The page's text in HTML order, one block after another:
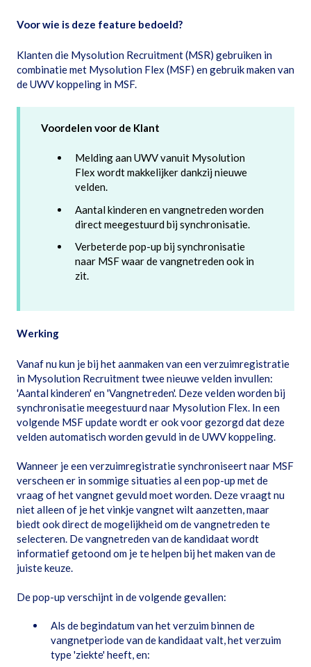
Voor wie is deze feature bedoeld?
Klanten die Mysolution Recruitment (MSR) gebruiken in
combinatie met Mysolution Flex (MSF) en gebruik maken van
de UWV koppeling in MSF.
Voordelen voor de Klant
Melding aan UWV vanuit Mysolution
Flex wordt makkelijker dankzij nieuwe
velden.
Aantal kinderen en vangnetreden worden
direct meegestuurd bij synchronisatie.
Verbeterde pop-up bij synchronisatie
naar MSF waar de vangnetreden ook in
zit.
Werking
Vanaf nu kun je bij het aanmaken van een verzuimregistratie
in Mysolution Recruitment twee nieuwe velden invullen:
'Aantal kinderen' en 'Vangnetreden'. Deze velden worden bij
synchronisatie meegestuurd naar Mysolution Flex. In een
volgende MSF update wordt er ook voor gezorgd dat deze
velden automatisch worden gevuld in de UWV koppeling.
Wanneer je een verzuimregistratie synchroniseert naar MSF
verscheen er in sommige situaties al een pop-up met de
vraag of het vangnet gevuld moet worden. Deze vraagt nu
niet alleen of je het vinkje vangnet wilt aanzetten, maar
biedt ook direct de mogelijkheid om de vangnetreden te
selecteren. De vangnetreden van de kandidaat wordt
informatief getoond om je te helpen bij het maken van de
juiste keuze.
De pop-up verschijnt in de volgende gevallen:
Als de begindatum van het verzuim binnen de
vangnetperiode van de kandidaat valt, het verzuim
type 'ziekte' heeft, en: